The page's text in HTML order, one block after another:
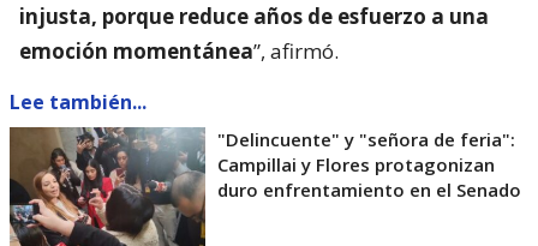
injusta, porque reduce años de esfuerzo a una
emoción momentánea”, afirmó.
Lee también...
"Delincuente" y "señora de feria":
Campillai y Flores protagonizan
duro enfrentamiento en el Senado